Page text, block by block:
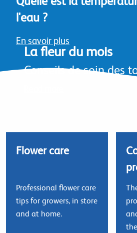
l'eau ?
En savoir plus
La fleur du mois
Conseils de soin des
Flower care
Professional flower care
tips for growers, in store
and at home.